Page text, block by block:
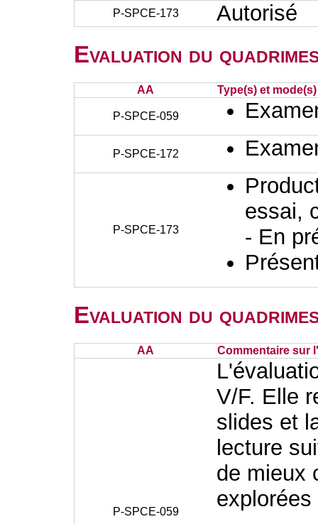
P-SPCE-173 Autorisé
Evaluation du
AA Type(s) et
P-SPCE-059
P-SPCE-172
P-SPCE-173
essai,
- En
Evaluation du
AA Commentaire sur
P-SPCE-059
V/F. Elle
slides et
lecture
de mieux